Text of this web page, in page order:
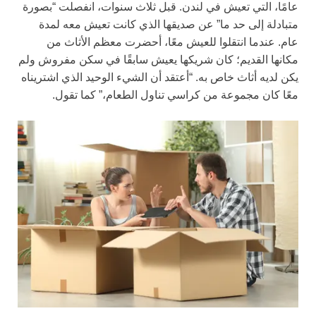
عامًا، التي تعيش في لندن. قبل ثلاث سنوات، انفصلت “بصورة
متبادلة إلى حد ما” عن صديقها الذي كانت تعيش معه لمدة
عام. عندما انتقلوا للعيش معًا، أحضرت معظم الأثاث من
مكانها القديم؛ كان شريكها يعيش سابقًا في سكن مفروش ولم
يكن لديه أثاث خاص به. “أعتقد أن الشيء الوحيد الذي اشتريناه
معًا كان مجموعة من كراسي تناول الطعام،” كما تقول.